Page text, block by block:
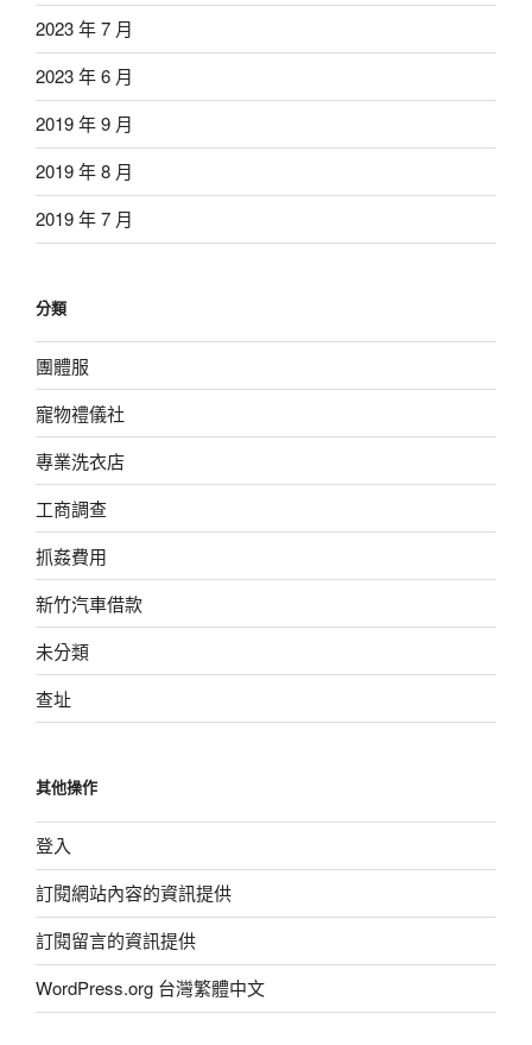
2023 年 7 月
2023 年 6 月
2019 年 9 月
2019 年 8 月
2019 年 7 月
分類
團體服
寵物禮儀社
專業洗衣店
工商調查
抓姦費用
新竹汽車借款
未分類
查址
其他操作
登入
訂閱網站內容的資訊提供
訂閱留言的資訊提供
WordPress.org 台灣繁體中文